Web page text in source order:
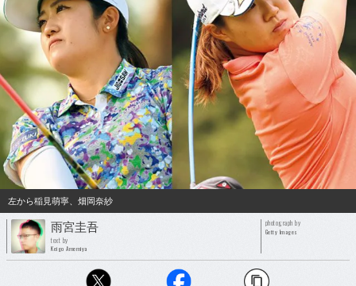
左から稲見萌寧、畑岡奈紗
雨宮圭吾
text by
Keigo Amemiya
photograph by
Getty Images